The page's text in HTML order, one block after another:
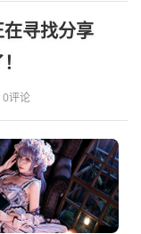
寻找分享
0评论